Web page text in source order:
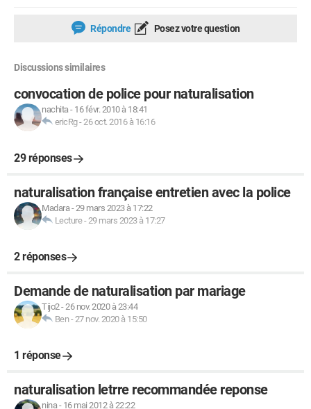
Répondre Posez votre question
Discussions similaires
convocation de police pour naturalisation
nachita- 16 févr. 2010 à 18:41
ericRg-26 oct. 2016 à 16:16
29 réponses
naturalisation française entretien avec la police
Madara-29 mars 2023 à 17:22
Lecture-29 mars 2023 à 17:27
2 réponses
Demande de naturalisation par mariage
Tijo2-26 nov. 2020 à 23:44
Ben-27 nov. 2020 à 15:50
1 réponse
naturalisation letrre recommandée reponse
nina- 16 mai 2012 à 22:22